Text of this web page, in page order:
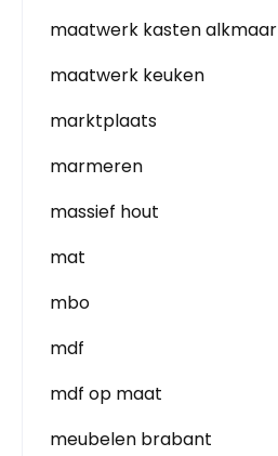
maatwerk kasten alkmaar
maatwerk keuken
marktplaats
marmeren
massief hout
mat
mbo
mdf
mdf op maat
meubelen brabant